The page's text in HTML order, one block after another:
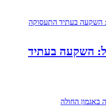
השקעה בעתיד